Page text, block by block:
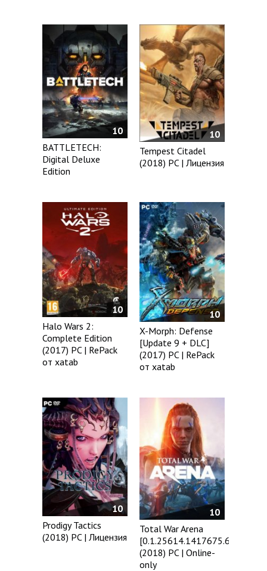
10
BATTLETECH:
Digital Deluxe
Edition
10
Tempest Citadel
(2018) PC | Лицензия
10
Halo Wars 2:
Complete Edition
(2017) PC | RePack
от xatab
10
X-Morph: Defense
[Update 9 + DLC]
(2017) PC | RePack
от xatab
10
Prodigy Tactics
(2018) PC | Лицензия
10
Total War Arena
[0.1.25614.1417675.643]
(2018) PC | Online-
only